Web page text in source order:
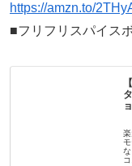
https://amzn.to/
■フリフリスパイス